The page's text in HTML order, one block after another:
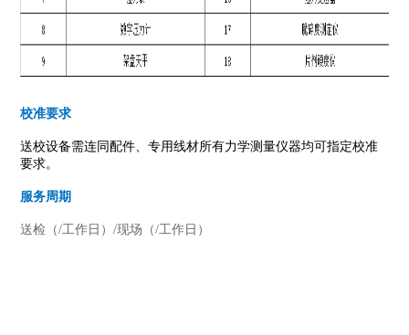
校准要求
送校设备需连同配件、专用线材所有力学测量仪器均可指定校准
要求。
服务周期
送检（/工作日）/现场（/工作日）